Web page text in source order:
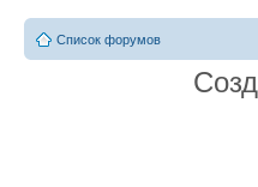
Список форумов